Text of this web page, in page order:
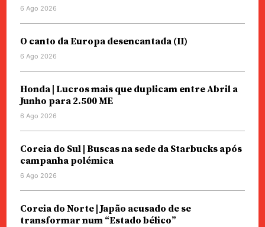
6 Ago 2026
O canto da Europa desencantada (II)
6 Ago 2026
Honda | Lucros mais que duplicam entre Abril a
Junho para 2.500 ME
6 Ago 2026
Coreia do Sul | Buscas na sede da Starbucks após
campanha polémica
6 Ago 2026
Coreia do Norte | Japão acusado de se
transformar num “Estado bélico”